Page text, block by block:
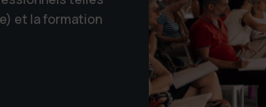
et la formation